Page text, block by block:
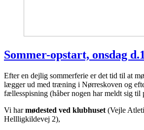
Sommer-opstart, onsdag
Efter en dejlig sommerferie er det tid til at
lægger ud med træning i Nørreskoven og
fællesspisning (håber nogen har meldt sig til
Vi harmødested ved klubhuset (Vejle
Hellligkildevej 2),